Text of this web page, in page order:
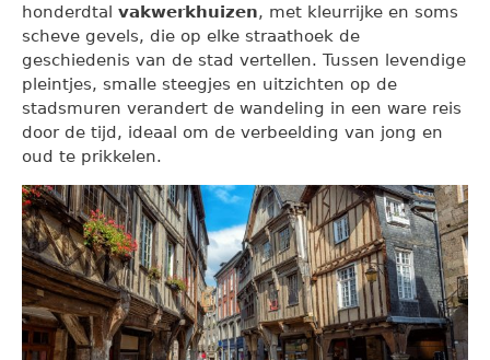
honderdtal vakwerkhuizen, met kleurrijke en soms
scheve gevels, die op elke straathoek de
geschiedenis van de stad vertellen. Tussen levendige
pleintjes, smalle steegjes en uitzichten op de
stadsmuren verandert de wandeling in een ware reis
door de tijd, ideaal om de verbeelding van jong en
oud te prikkelen.